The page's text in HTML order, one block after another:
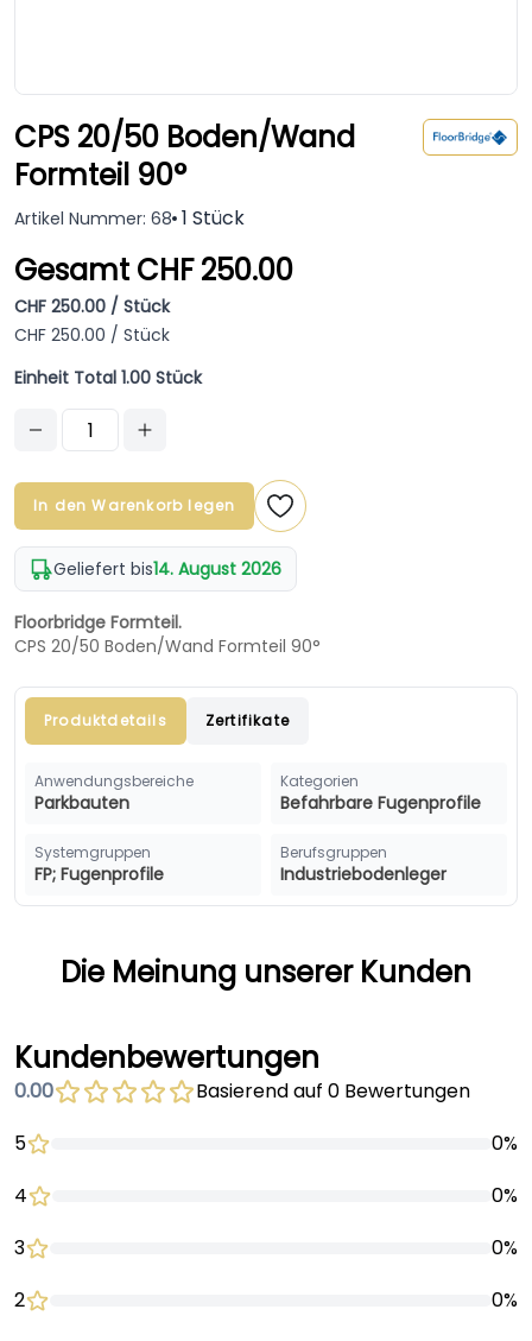
CPS 20/50 Boden/Wand
Formteil 90°
Artikel Nummer: 68 1 Stück
Gesamt CHF 250.00
CHF 250.00 / Stück
CHF 250.00 / Stück
Einheit Total 1.00 Stück
In den Warenkorb legen
Geliefert bis14. August 2026
Floorbridge Formteil.
CPS 20/50 Boden/Wand Formteil 90°
Produktdetails Zertifikate
Anwendungsbereiche
Parkbauten
Kategorien
Befahrbare Fugenprofile
Systemgruppen
FP; Fugenprofile
Berufsgruppen
Industriebodenleger
Die Meinung unserer Kunden
Kundenbewertungen
0.00
Basierend auf 0 Bewertungen
5
0%
4
0%
3
0%
2
0%